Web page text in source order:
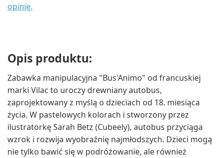
opinię.
Opis produktu:
Zabawka manipulacyjna "Bus'Animo" od francuskiej
marki Vilac to uroczy drewniany autobus,
zaprojektowany z myślą o dzieciach od 18. miesiąca
życia. W pastelowych kolorach i stworzony przez
ilustratorkę Sarah Betz (Cubeely), autobus przyciąga
wzrok i rozwija wyobraźnię najmłodszych. Dzieci mogą
nie tylko bawić się w podróżowanie, ale również